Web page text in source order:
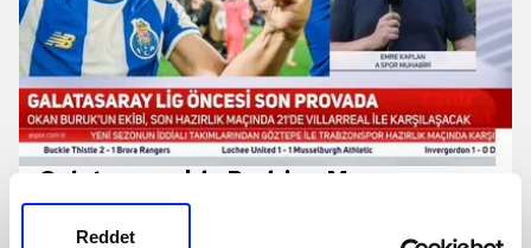
Reddet
Galatasaray'da Rodrigo Mora
gelişmesi! Canlı yayında açıkladı